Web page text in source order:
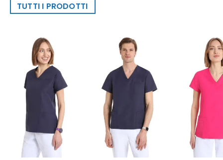
TUTTI I PRODOTTI